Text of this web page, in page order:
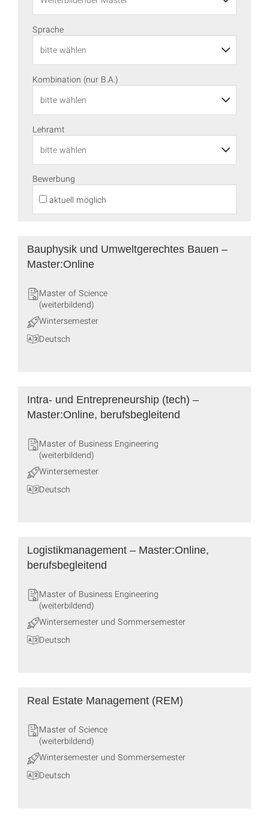
Sprache
Kombination (nur B.A.)
Lehramt
Bewerbung
aktuell möglich
Bauphysik und Umweltgerechtes Bauen –
Master:Online
Master of Science
(weiterbildend)
Wintersemester
Deutsch
Intra- und Entrepreneurship (tech) –
Master:Online, berufsbegleitend
Master of Business Engineering
(weiterbildend)
Wintersemester
Deutsch
Logistikmanagement – Master:Online,
berufsbegleitend
Master of Business Engineering
(weiterbildend)
Wintersemester und Sommersemester
Deutsch
Real Estate Management (REM)
Master of Science
(weiterbildend)
Wintersemester und Sommersemester
Deutsch